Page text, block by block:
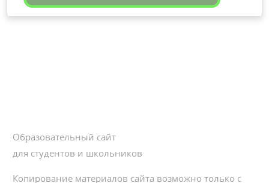
Образовательный сайт
для студентов и школьников
Копирование материалов сайта возможно только с